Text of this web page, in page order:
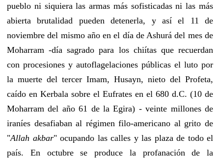
pueblo ni siquiera las armas más sofisticadas ni las más
abierta brutalidad pueden detenerla, y así el 11 de
noviembre del mismo año en el día de Ashurá del mes de
Moharram -día sagrado para los chiítas que recuerdan
con procesiones y autoflagelaciones públicas el luto por
la muerte del tercer Imam, Husayn, nieto del Profeta,
caído en Kerbala sobre el Eufrates en el 680 d.C. (10 de
Moharram del año 61 de la Egira) - veinte millones de
iraníes desafiaban al régimen filo-americano al grito de
"Allah akbar" ocupando las calles y las plaza de todo el
país. En octubre se produce la profanación de la